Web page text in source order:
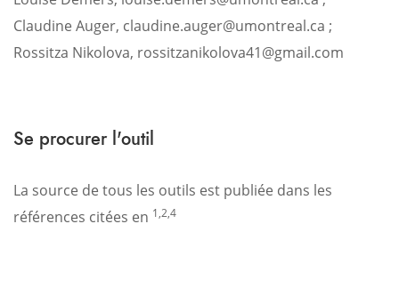
Claudine Auger, claudine.auger@umontreal.ca ;
Rossitza Nikolova, rossitzanikolova41@gmail.com
Se procurer l'outil
La source de tous les outils est publiée dans les
références citées en 1,2,4